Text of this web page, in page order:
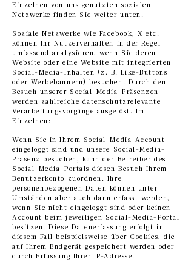
Einzelnen von uns genutzten sozialen
Netzwerke finden Sie weiter unten.
Soziale Netzwerke wie Facebook, X etc.
können Ihr Nutzerverhalten in der Regel
umfassend analysieren, wenn Sie deren
Website oder eine Website mit integrierten
Social-Media-Inhalten (z. B. Like-Buttons
oder Werbebannern) besuchen. Durch den
Besuch unserer Social-Media-Präsenzen
werden zahlreiche datenschutzrelevante
Verarbeitungsvorgänge ausgelöst. Im
Einzelnen:
Wenn Sie in Ihrem Social-Media-Account
eingeloggt sind und unsere Social-Media-
Präsenz besuchen, kann der Betreiber des
Social-Media-Portals diesen Besuch Ihrem
Benutzerkonto zuordnen. Ihre
personenbezogenen Daten können unter
Umständen aber auch dann erfasst werden,
wenn Sie nicht eingeloggt sind oder keinen
Account beim jeweiligen Social-Media-Portal
besitzen. Diese Datenerfassung erfolgt in
diesem Fall beispielsweise über Cookies, die
auf Ihrem Endgerät gespeichert werden oder
durch Erfassung Ihrer IP-Adresse.